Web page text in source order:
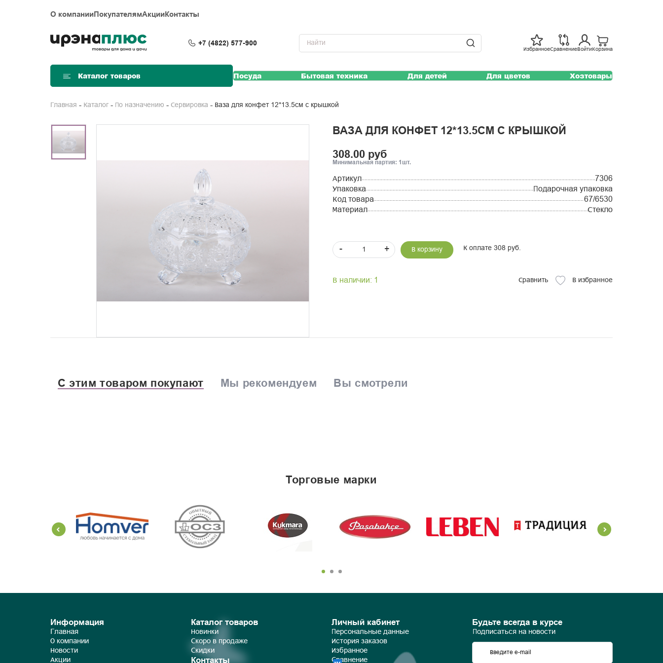
О компанииПокупателямАкцииКонтакты
+7 (4822) 577-900
ИзбранноеСравнение Войти Корзина
Каталог товаров Посуда Бытовая техника Для детей Для цветов Хозтовары
Главная Каталог По назначению Сервировка Ваза для конфет 12*13.5см с крышкой
ВАЗА ДЛЯ КОНФЕТ 12*13.5СМ С КРЫШКОЙ
308.00 руб
Минимальная партия: 1шт.
Артикул
7306
Упаковка
Подарочная упаковка
Код товара
67/6530
Материал
Стекло
- + В корзину К оплате 308 руб.
В наличии: 1 Сравнить В избранное
С этим товаром покупают Мы рекомендуем Вы смотрели
торговые марки
Информация
Главная
О компании
Новости
Акции
Каталог товаров
Новинки
Скоро в продаже
Скидки
Контакты
Личный кабинет
Персональные данные
История заказов
Избранное
Сравнение
Будьте всегда в курсе
Подписаться на новости